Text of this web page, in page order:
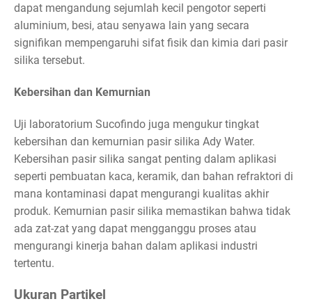
dapat mengandung sejumlah kecil pengotor seperti
aluminium, besi, atau senyawa lain yang secara
signifikan mempengaruhi sifat fisik dan kimia dari pasir
silika tersebut.
Kebersihan dan Kemurnian
Uji laboratorium Sucofindo juga mengukur tingkat
kebersihan dan kemurnian pasir silika Ady Water.
Kebersihan pasir silika sangat penting dalam aplikasi
seperti pembuatan kaca, keramik, dan bahan refraktori di
mana kontaminasi dapat mengurangi kualitas akhir
produk. Kemurnian pasir silika memastikan bahwa tidak
ada zat-zat yang dapat mengganggu proses atau
mengurangi kinerja bahan dalam aplikasi industri
tertentu.
Ukuran Partikel